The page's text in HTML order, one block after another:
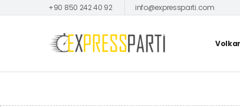
+90 850 242 40 92 info@expressparti.com